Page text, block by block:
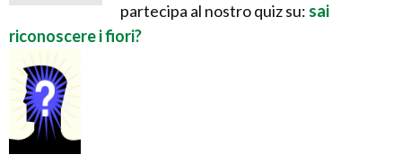
partecipa al nostro quiz su: sai
riconoscere i fiori?